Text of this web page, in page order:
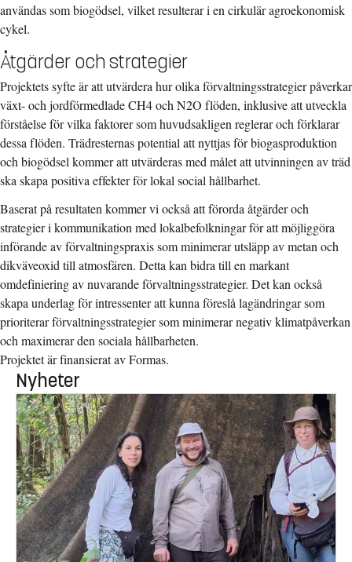
användas som biogödsel, vilket resulterar i en cirkulär agroekonomisk
cykel.
Åtgärder och strategier
Projektets syfte är att utvärdera hur olika förvaltningsstrategier påverkar
växt- och jordförmedlade CH4 och N2O flöden, inklusive att utveckla
förståelse för vilka faktorer som huvudsakligen reglerar och förklarar
dessa flöden. Trädresternas potential att nyttjas för biogasproduktion
och biogödsel kommer att utvärderas med målet att utvinningen av träd
ska skapa positiva effekter för lokal social hållbarhet.
Baserat på resultaten kommer vi också att förorda åtgärder och
strategier i kommunikation med lokalbefolkningar för att möjliggöra
införande av förvaltningspraxis som minimerar utsläpp av metan och
dikväveoxid till atmosfären. Detta kan bidra till en markant
omdefiniering av nuvarande förvaltningsstrategier. Det kan också
skapa underlag för intressenter att kunna föreslå lagändringar som
prioriterar förvaltningsstrategier som minimerar negativ klimatpåverkan
och maximerar den sociala hållbarheten.
Projektet är finansierat av Formas.
Nyheter